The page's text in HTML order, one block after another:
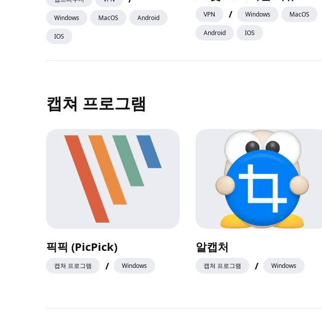
Windows MacOS Android
IOS
VPN / Windows MacOS
Android IOS
캡쳐 프로그램
픽픽 (PicPick)
캡쳐 프로그램 / Windows
알캡처
캡쳐 프로그램 / Windows